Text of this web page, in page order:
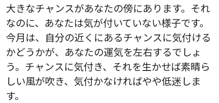
大きなチャンスがあなたの傍にあります。それ
なのに、あなたは気が付いていない様子です。
今月は、自分の近くにあるチャンスに気付ける
かどうかが、あなたの運気を左右するでしょ
う。チャンスに気付き、それを生かせば素晴ら
しい風が吹き、気付かなければやや低迷しま
す。